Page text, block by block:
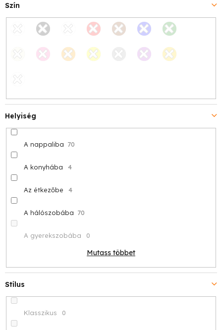
Szín
Helyiség
A nappaliba 70
A konyhába 4
Az étkezőbe 4
A hálószobába 70
A gyerekszobába 0
Mutass többet
Stílus
Klasszikus 0